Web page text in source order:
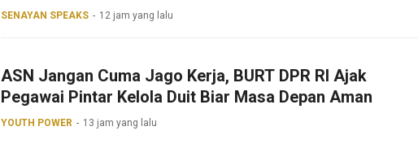
SENAYAN SPEAKS 12 jam yang lalu
ASN Jangan Cuma Jago Kerja, BURT DPR RI Ajak
Pegawai Pintar Kelola Duit Biar Masa Depan Aman
YOUTH POWER 13 jam yang lalu